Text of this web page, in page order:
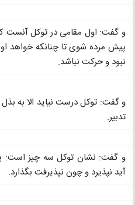
و گفت: اول مقامی در توکل آنست
پیش مرده شوی تا چنانکه خواهد او
نبود و حرکت نباشد.
و گفت: توکل درست نیاید الا به بذل
تدبیر.
و گفت: نشان توکل سه چیز است:
آید نپذیرد و چون نپذیرفت بگذارد.